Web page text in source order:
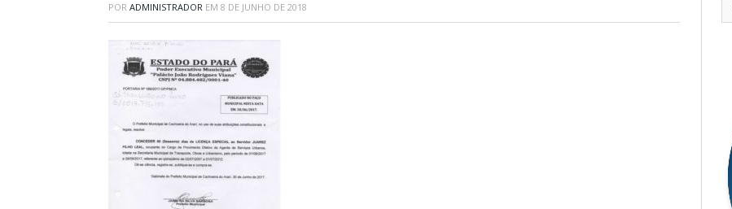
POR ADMINISTRADOR EM 8 DE JUNHO DE 2018